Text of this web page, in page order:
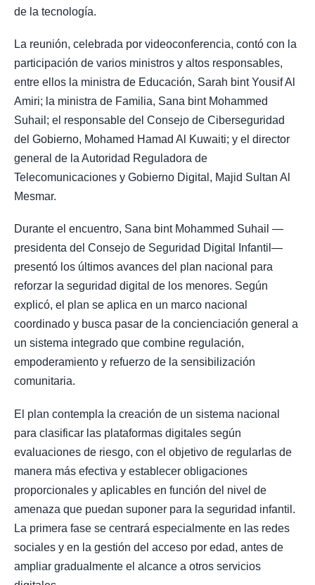
de la tecnología.
La reunión, celebrada por videoconferencia, contó con la
participación de varios ministros y altos responsables,
entre ellos la ministra de Educación, Sarah bint Yousif Al
Amiri; la ministra de Familia, Sana bint Mohammed
Suhail; el responsable del Consejo de Ciberseguridad
del Gobierno, Mohamed Hamad Al Kuwaiti; y el director
general de la Autoridad Reguladora de
Telecomunicaciones y Gobierno Digital, Majid Sultan Al
Mesmar.
Durante el encuentro, Sana bint Mohammed Suhail —
presidenta del Consejo de Seguridad Digital Infantil—
presentó los últimos avances del plan nacional para
reforzar la seguridad digital de los menores. Según
explicó, el plan se aplica en un marco nacional
coordinado y busca pasar de la concienciación general a
un sistema integrado que combine regulación,
empoderamiento y refuerzo de la sensibilización
comunitaria.
El plan contempla la creación de un sistema nacional
para clasificar las plataformas digitales según
evaluaciones de riesgo, con el objetivo de regularlas de
manera más efectiva y establecer obligaciones
proporcionales y aplicables en función del nivel de
amenaza que puedan suponer para la seguridad infantil.
La primera fase se centrará especialmente en las redes
sociales y en la gestión del acceso por edad, antes de
ampliar gradualmente el alcance a otros servicios